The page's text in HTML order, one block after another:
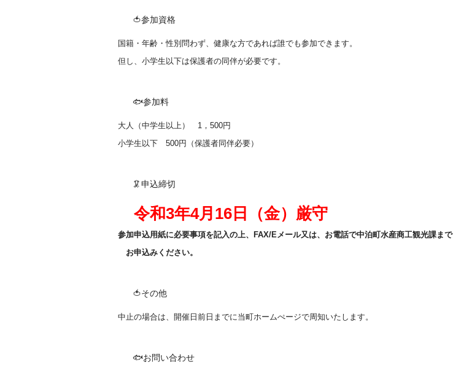
🍅参加資格
国籍・年齢・性別問わず、健康な方であれば誰でも参加できます。
但し、小学生以下は保護者の同伴が必要です。
🐟参加料
大人（中学生以上） 1，500円
小学生以下 500円（保護者同伴必要）
🦑申込締切
令和3年4月16日（金）厳守
参加申込用紙に必要事項を記入の上、FAX/Eメール又は、お電話で中泊町水産商工観光課まで
お申込みください。
🍅その他
中止の場合は、開催日前日までに当町ホームぺージで周知いたします。
🐟お問い合わせ